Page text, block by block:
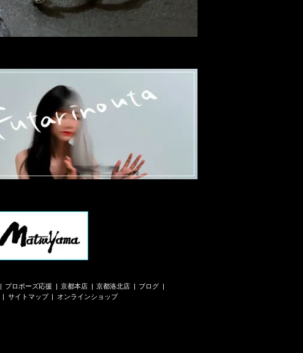
プロポーズ応援 京都本店 京都洛北店
ブログ
サイトマップ オンラインショップ